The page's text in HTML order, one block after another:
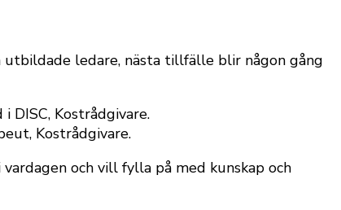
ledare, nästa tillfälle blir någon gång
DISC, Kostrådgivare.
Kostrådgivare.
och vill fylla på med kunskap och